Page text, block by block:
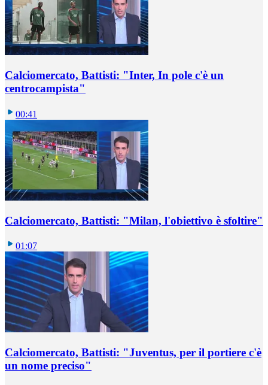
Calciomercato, Battisti: "Inter, In pole c'è un
centrocampista"
00:41
Calciomercato, Battisti: "Milan, l'obiettivo è sfoltire"
01:07
Calciomercato, Battisti: "Juventus, per il portiere c'è
un nome preciso"